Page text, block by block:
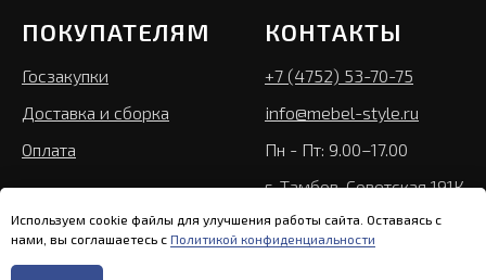
ПОКУПАТЕЛЯМ
Госзакупки
Доставка и сборка
Оплата
КОНТАКТЫ
+7 (4752) 53-70-75
info@mebel-style.ru
Пн - Пт: 9.00–17.00
г. Тамбов, Советская 191К
Используем cookie файлы для улучшения работы сайта. Оставаясь с
нами, вы соглашаетесь с Политикой конфиденциальности